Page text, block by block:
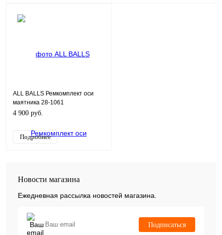
ALL BALLS Ремкомплект оси
маятника 28-1061
4 900 руб.
Подробнее
Новости магазина
Ежедневная рассылка новостей магазина.
Подписаться